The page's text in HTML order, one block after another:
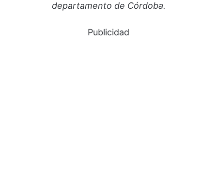
departamento de Córdoba.
Publicidad